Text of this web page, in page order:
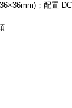
；配置